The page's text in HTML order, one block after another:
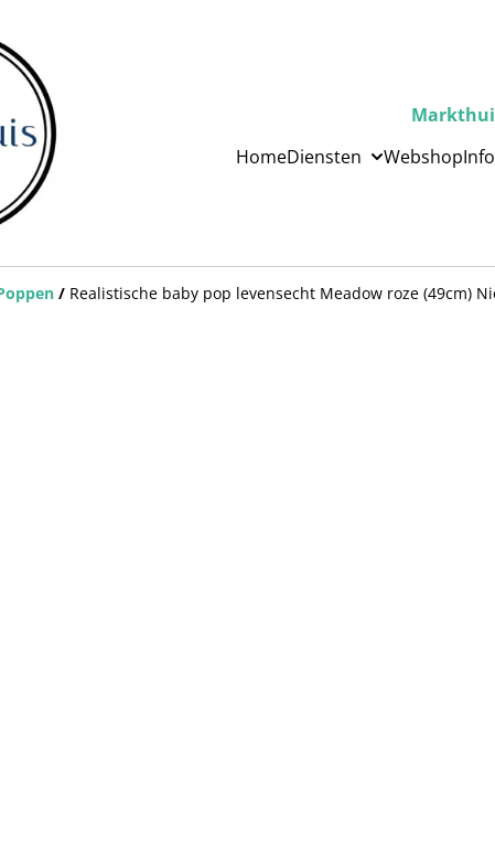
HomeDiensten Webshop
/ Realistische baby pop levensecht Meadow roze (49cm)